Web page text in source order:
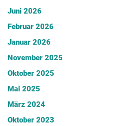
Juni 2026
Februar 2026
Januar 2026
November 2025
Oktober 2025
Mai 2025
März 2024
Oktober 2023